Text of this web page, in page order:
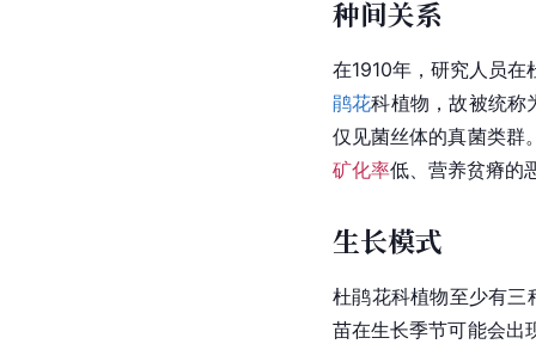
种间关系
在1910年，研究人员在
鹃花科植物，故被统称
仅见菌丝体的真菌类群
矿化率低、营养贫瘠的
生长模式
杜鹃花科植物至少有三
苗在生长季节可能会出